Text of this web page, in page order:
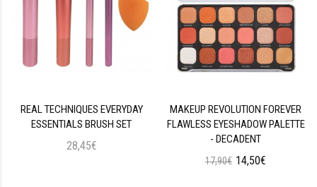
REAL TECHNIQUES EVERYDAY
ESSENTIALS BRUSH SET
28,45€
MAKEUP REVOLUTION FOREVER
FLAWLESS EYESHADOW PALETTE
- DECADENT
17,90€ 14,50€